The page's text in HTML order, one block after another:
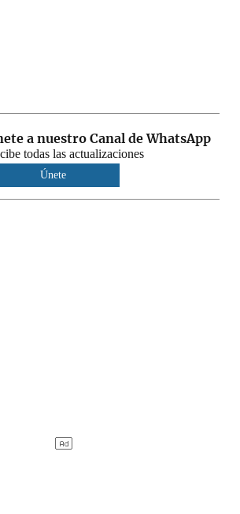
a nuestro Canal de WhatsApp
todas las actualizaciones
Únete